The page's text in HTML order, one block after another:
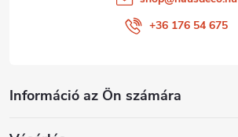
Információ az Ön számára
+36 176 54 675